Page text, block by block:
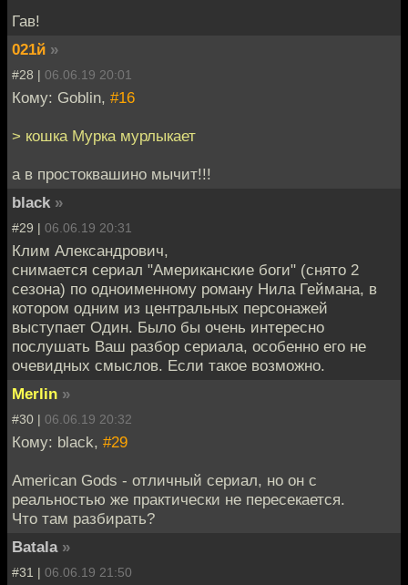
Гав!
021й »
#28 | 06.06.19 20:01
Кому: Goblin, #16
> кошка Мурка мурлыкает
а в простоквашино мычит!!!
black »
#29 | 06.06.19 20:31
Клим Александрович,
снимается сериал "Американские боги" (снято 2
сезона) по одноименному роману Нила Геймана, в
котором одним из центральных персонажей
выступает Один. Было бы очень интересно
послушать Ваш разбор сериала, особенно его не
очевидных смыслов. Если такое возможно.
Merlin »
#30 | 06.06.19 20:32
Кому: black, #29
American Gods - отличный сериал, но он с
реальностью же практически не пересекается.
Что там разбирать?
Batala »
#31 | 06.06.19 21:50